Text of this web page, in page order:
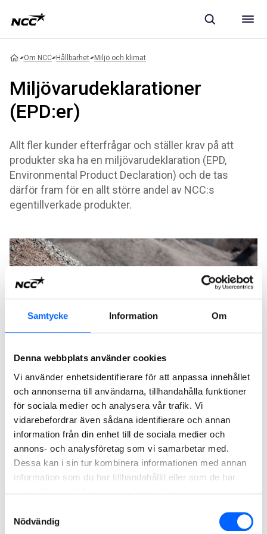
Samtycke Information Om
Denna webbplats använder cookies
Vi använder enhetsidentifierare för att anpassa innehållet
och annonserna till användarna, tillhandahålla funktioner
för sociala medier och analysera vår trafik. Vi
vidarebefordrar även sådana identifierare och annan
information från din enhet till de sociala medier och
annons- och analysföretag som vi samarbetar med.
Dessa kan i sin tur kombinera informationen med annan
information som du har tillhandahållit eller som de har
Nödvändig
Om NCC Hållbarhet Miljö och klimat
Miljövarudeklarationer
(EPD:er)
Allt fler kunder efterfrågar och ställer krav på att
produkter ska ha en miljövarudeklaration (EPD,
Environmental Product Declaration) och de tas
därför fram för en allt större andel av NCC:s
egentillverkade produkter.
Miljövarudeklarationerna är tredjepartsverifierade och
innehåller transparent och jämförbar information om
miljöpåverkan för en produkts hela livscykel, från utvinning
av sten och andra råmaterial, fram till leverans till kunder
samt vid framtida återvinning.
objektiv och tillförlitlig data, och kan därmed bedöma
produkternas miljöprestanda. Detta förenklar för kunderna